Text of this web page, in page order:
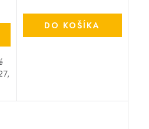
DO KOŠÍKA